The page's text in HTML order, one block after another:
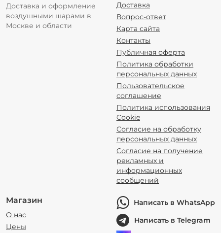
Доставка и оформление
воздушными шарами в
Москве и области
Доставка
Вопрос-ответ
Карта сайта
Контакты
Публичная оферта
Политика обработки
персональных данных
Пользовательское
соглашение
Политика использования
Cookie
Согласие на обработку
персональных данных
Согласие на получение
рекламных и
информационных
сообщений
Магазин
О нас
Цены
Написать в WhatsApp
Написать в Telegram